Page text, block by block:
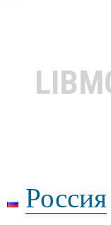
Россия